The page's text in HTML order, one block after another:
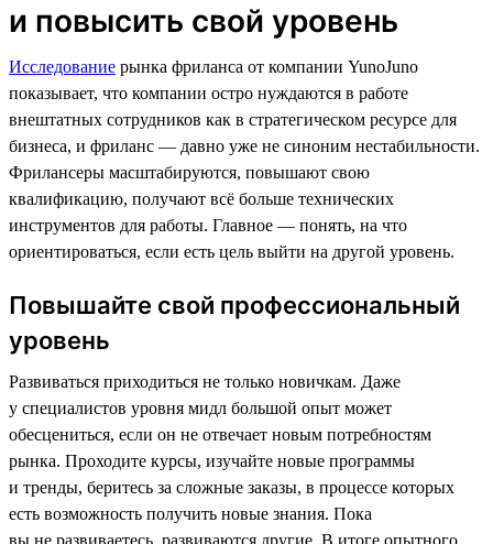
и повысить свой уровень
Исследование рынка фриланса от компании YunoJuno
показывает, что компании остро нуждаются в работе
внештатных сотрудников как в стратегическом ресурсе для
бизнеса, и фриланс — давно уже не синоним нестабильности.
Фрилансеры масштабируются, повышают свою
квалификацию, получают всё больше технических
инструментов для работы. Главное — понять, на что
ориентироваться, если есть цель выйти на другой уровень.
Повышайте свой профессиональный
уровень
Развиваться приходиться не только новичкам. Даже
у специалистов уровня мидл большой опыт может
обесцениться, если он не отвечает новым потребностям
рынка. Проходите курсы, изучайте новые программы
и тренды, беритесь за сложные заказы, в процессе которых
есть возможность получить новые знания. Пока
вы не развиваетесь, развиваются другие. В итоге опытного